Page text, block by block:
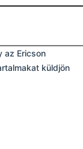
az Ericson
küldjön